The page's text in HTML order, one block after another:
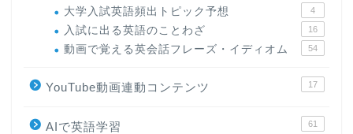
大学入試英語頻出トピック予想 4
入試に出る英語のことわざ 16
動画で覚える英会話フレーズ・イディオム 54
YouTube動画連動コンテンツ 17
AIで英語学習 61